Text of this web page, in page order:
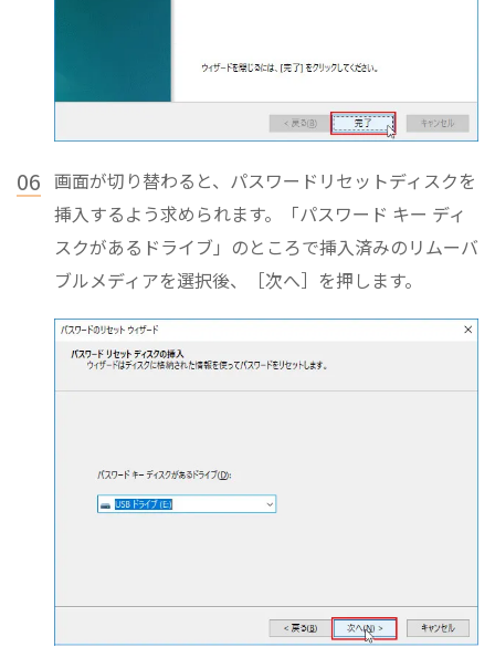
06 画面が切り替わると、パスワードリセットディスクを
挿入するよう求められます。「パスワード キー ディ
スクがあるドライブ」のところで挿入済みのリムーバ
ブルメディアを選択後、［次へ］を押します。